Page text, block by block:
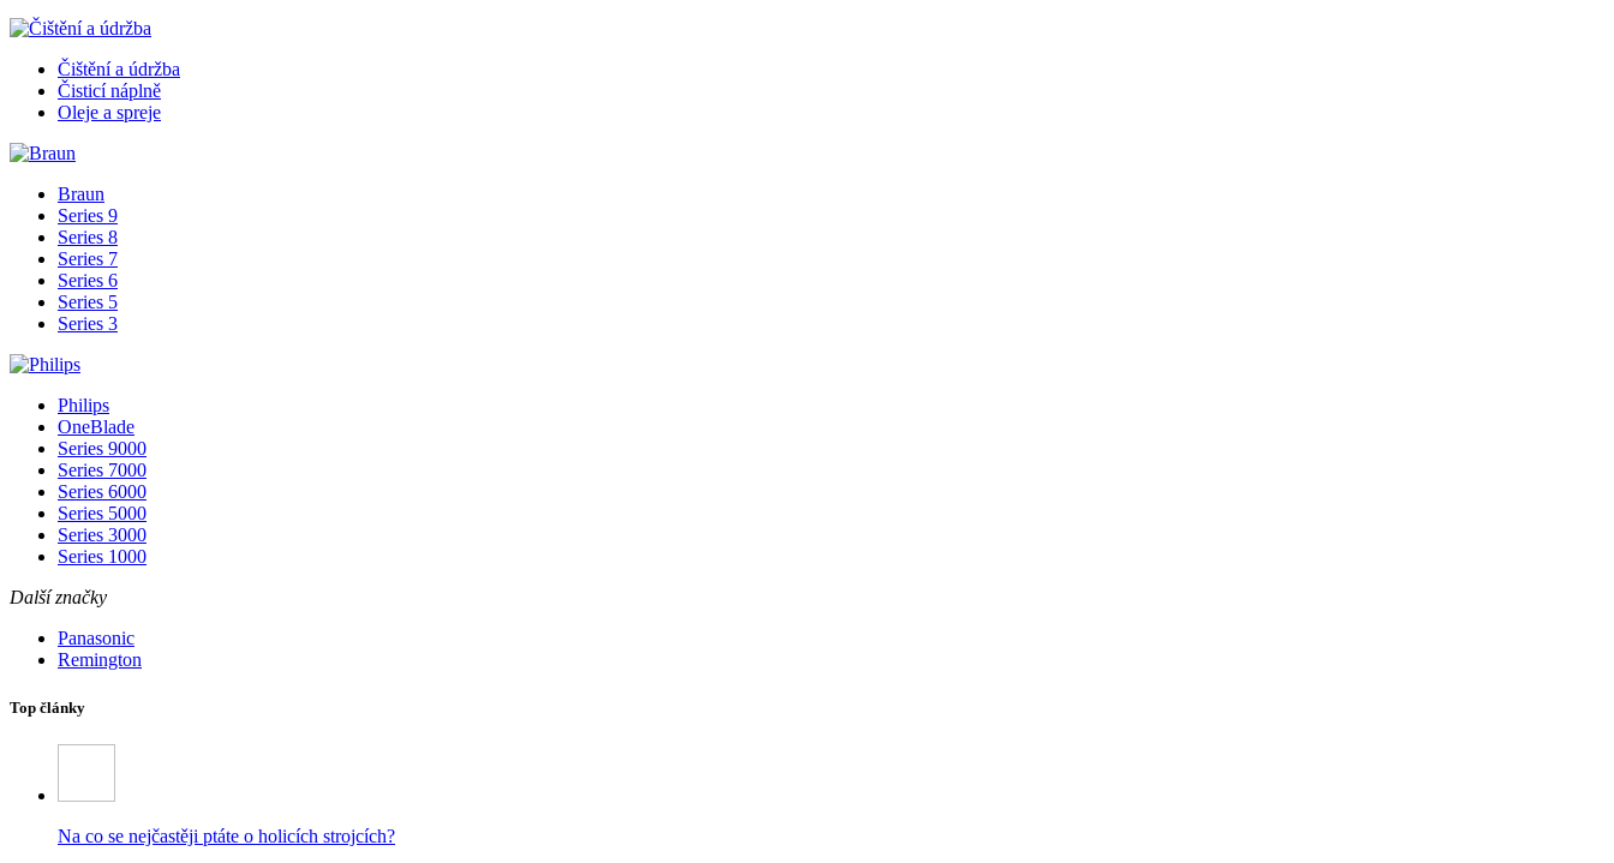
Čištění a údržba
Čisticí náplně
Oleje a spreje
Braun
Series 9
Series 8
Series 7
Series 6
Series 5
Series 3
Philips
OneBlade
Series 9000
Series 7000
Series 6000
Series 5000
Series 3000
Series 1000
Další značky
Panasonic
Remington
Top články
Na co se nejčastěji ptáte o holicích strojcích?